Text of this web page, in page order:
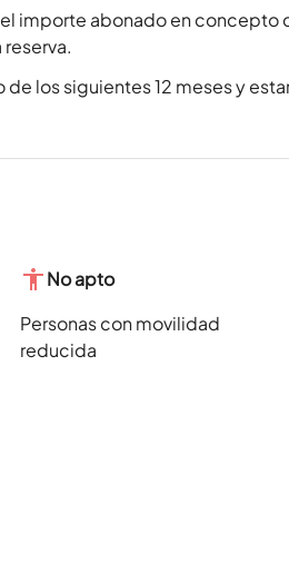
importe abonado en concepto
reserva.
de los siguientes 12 meses y
No apto
Personas con movilidad
reducida